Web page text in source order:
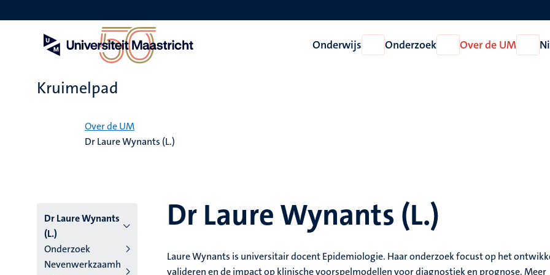
en
Onderwijs
Open
Onderwijs
Onderzoek
Open
Onderzoek
Over de UM
Open
Over
Kruimelpad
Over de UM
Dr Laure Wynants (L.)
Dr Laure Wynants
(L.)
Onderzoek
Nevenwerkzaamh
Dr Laure Wynants (L.)
Laure Wynants is universitair docent Epidemiologie. Haar onderzoek focust op het
valideren en de impact op klinische voorspelmodellen voor diagnostiek en prognose. Meer